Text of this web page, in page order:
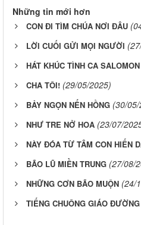
Những tin mới hơn
CON ĐI TÌM CHÚA NƠI ĐÂU
LỜI CUỐI GỬI MỌI NGƯỜI
HÁT KHÚC TÌNH CA SALOMON
CHA TÔI! (29/05/2025)
BẢY NGỌN NẾN HỒNG (30/
NHƯ TRE NỞ HOA (23/07/
​​​​​​​NÀY ĐÓA TỪ TÂM CON HIẾN
BÃO LŨ MIỀN TRUNG (27/08/
NHỮNG CƠN BÃO MUỘN (24/
TIẾNG CHUÔNG GIÁO ĐƯỜNG